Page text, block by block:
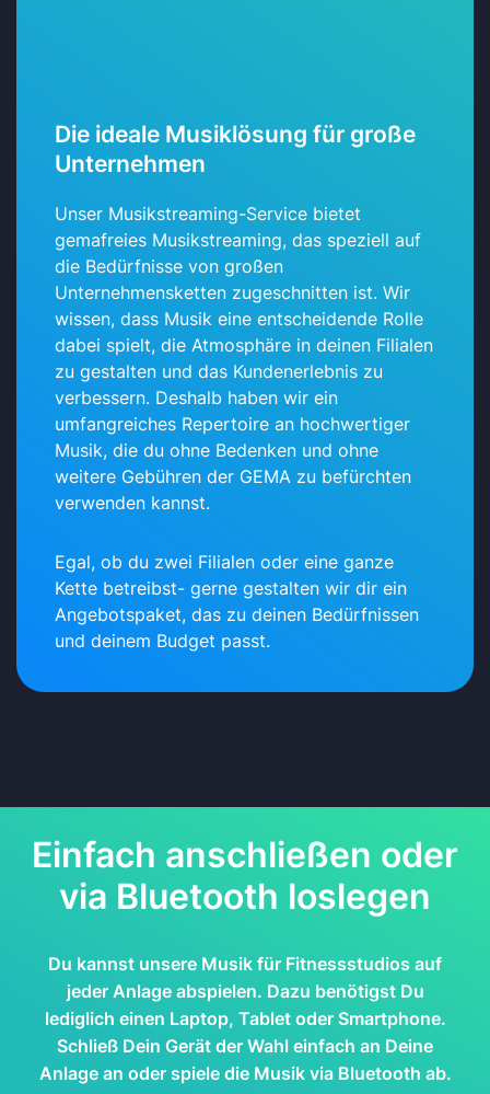
Die ideale Musiklösung für große
Unternehmen
Unser Musikstreaming-Service bietet
gemafreies Musikstreaming, das speziell auf
die Bedürfnisse von großen
Unternehmensketten zugeschnitten ist. Wir
wissen, dass Musik eine entscheidende Rolle
dabei spielt, die Atmosphäre in deinen Filialen
zu gestalten und das Kundenerlebnis zu
verbessern. Deshalb haben wir ein
umfangreiches Repertoire an hochwertiger
Musik, die du ohne Bedenken und ohne
weitere Gebühren der GEMA zu befürchten
verwenden kannst.
Egal, ob du zwei Filialen oder eine ganze
Kette betreibst- gerne gestalten wir dir ein
Angebotspaket, das zu deinen Bedürfnissen
und deinem Budget passt.
Einfach anschließen oder
via Bluetooth loslegen
Du kannst unsere Musik für Fitnessstudios auf
jeder Anlage abspielen. Dazu benötigst Du
lediglich einen Laptop, Tablet oder Smartphone.
Schließ Dein Gerät der Wahl einfach an Deine
Anlage an oder spiele die Musik via Bluetooth ab.